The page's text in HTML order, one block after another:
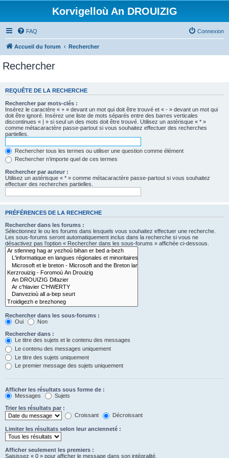
Korvigelloù An DROUIZIG
FAQ Connexion
Accueil du forum Rechercher
Rechercher
REQUÊTE DE LA RECHERCHE
Rechercher par mots-clés :
Insérez le caractère « + » devant un mot qui doit être trouvé et « - » devant un mot qui
doit être ignoré. Insérez une liste de mots séparés entre des barres verticales
discontinues « | » si seul un des mots doit être trouvé. Utilisez un astérisque « * »
comme métacaractère passe-partout si vous souhaitez effectuer des recherches
partielles.
Rechercher tous les termes ou utiliser une question comme élément
Rechercher n’importe quel de ces termes
Rechercher par auteur :
Utilisez un astérisque « * » comme métacaractère passe-partout si vous souhaitez
effectuer des recherches partielles.
PRÉFÉRENCES DE LA RECHERCHE
Rechercher dans les forums :
Sélectionnez le ou les forums dans lesquels vous souhaitez effectuer une recherche.
Les sous-forums seront automatiquement inclus dans la recherche si vous ne
désactivez pas l’option « Rechercher dans les sous-forums » affichée ci-dessous.
Rechercher dans les sous-forums :
Oui
Non
Rechercher dans :
Le titre des sujets et le contenu des messages
Le contenu des messages uniquement
Le titre des sujets uniquement
Le premier message des sujets uniquement
Afficher les résultats sous forme de :
Messages
Sujets
Trier les résultats par :
Croissant
Décroissant
Limiter les résultats selon leur ancienneté :
Afficher seulement les premiers :
Saisissez « 0 » pour afficher le message dans son intégralité.